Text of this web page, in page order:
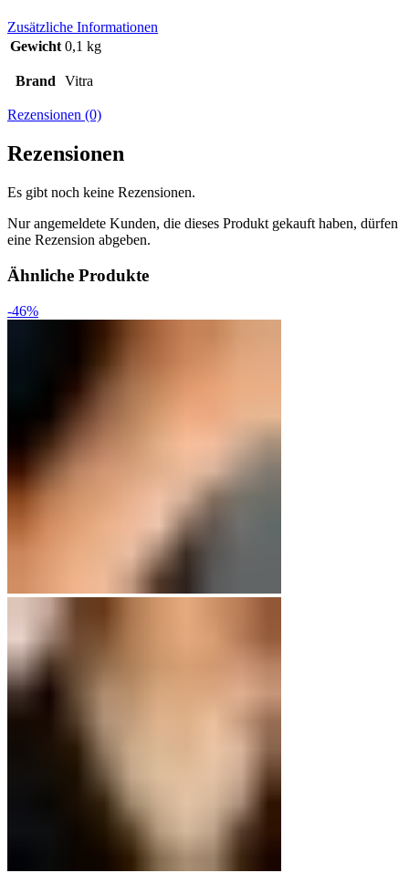
Zusätzliche Informationen
Gewicht 0,1 kg
Brand Vitra
Rezensionen (0)
Rezensionen
Es gibt noch keine Rezensionen.
Nur angemeldete Kunden, die dieses Produkt gekauft haben, dürfen
eine Rezension abgeben.
Ähnliche Produkte
-46%